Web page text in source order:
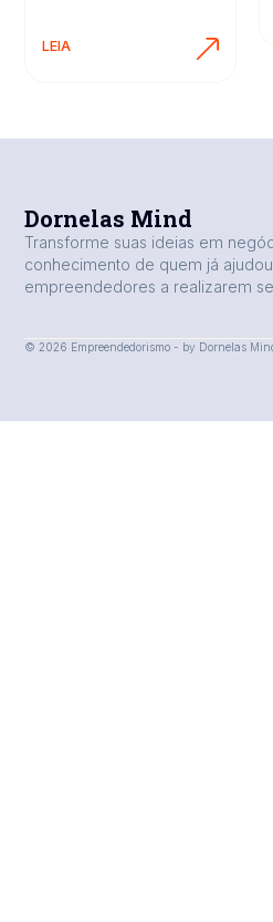
LEIA
Dornelas Mind
Transforme suas ideias em
conhecimento de quem já
empreendedores a realizarem
© 2026 Empreendedorismo - by Dornelas